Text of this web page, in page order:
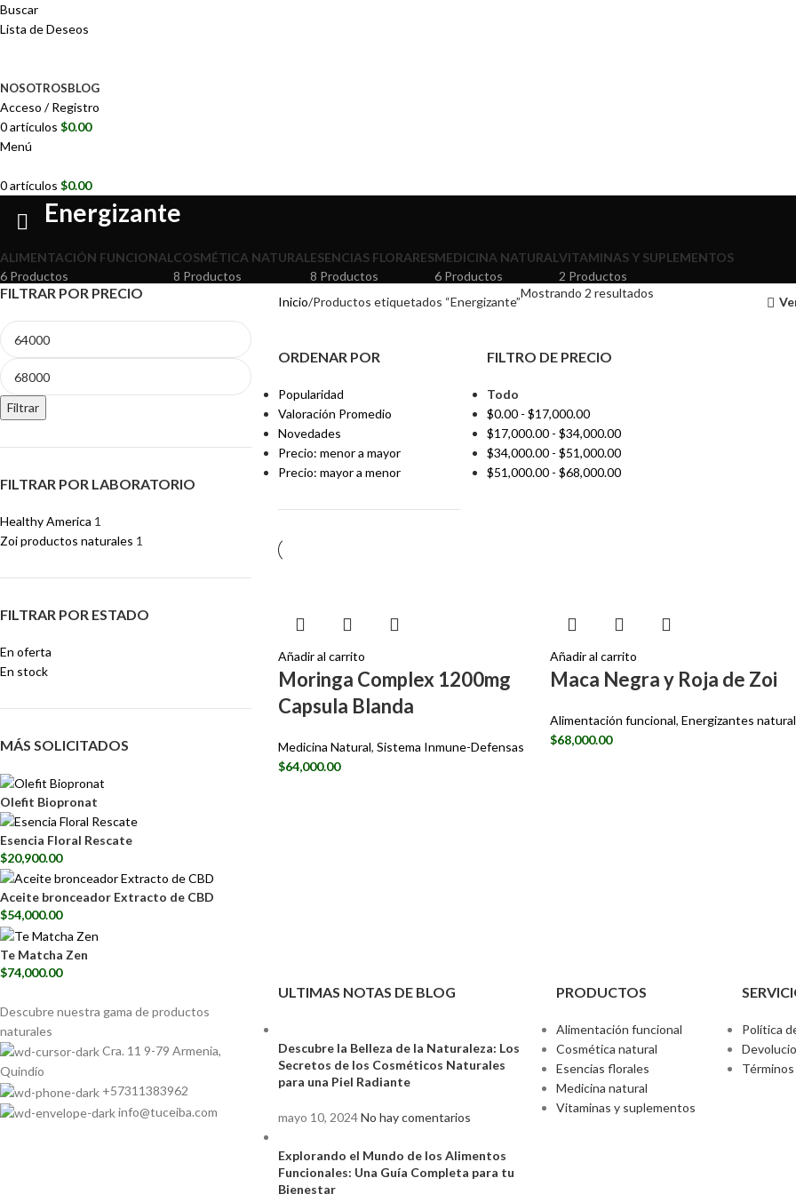
Buscar
Lista de Deseos
NOSOTROSBLOG
Acceso / Registro
0artículos $0.00
Menú
0artículos $0.00
Energizante
ALIMENTACIÓN FUNCIONAL
6 Productos
COSMÉTICA NATURAL
8 Productos
ESENCIAS FLORARES
8 Productos
MEDICINA NATURAL
6 Productos
VITAMINAS Y SUPLEMENTOS
2 Productos
FILTRAR POR PRECIO
Filtrar
FILTRAR POR LABORATORIO
Healthy America 1
Zoi productos naturales 1
FILTRAR POR ESTADO
En oferta
En stock
MÁS SOLICITADOS
Olefit Biopronat
Esencia Floral Rescate
$20,900.00
Aceite bronceador Extracto de CBD
$54,000.00
Te Matcha Zen
$74,000.00
Inicio Productos etiquetados “Energizante”
Mostrando 2 resultados
ORDENAR POR
Popularidad
Valoración Promedio
Novedades
Precio: menor a mayor
Precio: mayor a menor
FILTRO DE PRECIO
Todo
$0.00- $17,000.00
$17,000.00- $34,000.00
$34,000.00- $51,000.00
$51,000.00- $68,000.00
Añadir al carrito
Moringa Complex 1200mg
Capsula Blanda
Medicina Natural, Sistema Inmune-Defensas
$64,000.00
Añadir al carrito
Maca Negra y Roja de Zoi
Alimentación funcional,Energizantes
$68,000.00
Descubre nuestra gama deproductos
naturales
Cra. 11 9-79 Armenia,
Quindío
+57311383962
info@tuceiba.com
ULTIMAS NOTAS DE BLOG
Descubre la Belleza de la Naturaleza: Los
Secretos de los Cosméticos Naturales
para una Piel Radiante
mayo 10, 2024No hay comentarios
Explorando el Mundo de los Alimentos
Funcionales: Una Guía Completa para tu
Bienestar
PRODUCTOS
Alimentación funcional
Cosmética natural
Esencias florales
Medicina natural
Vitaminas y suplementos
Política